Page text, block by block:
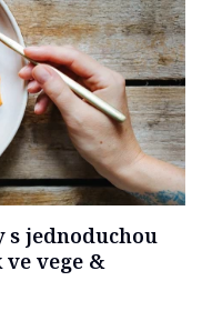
s jednoduchou
vege &